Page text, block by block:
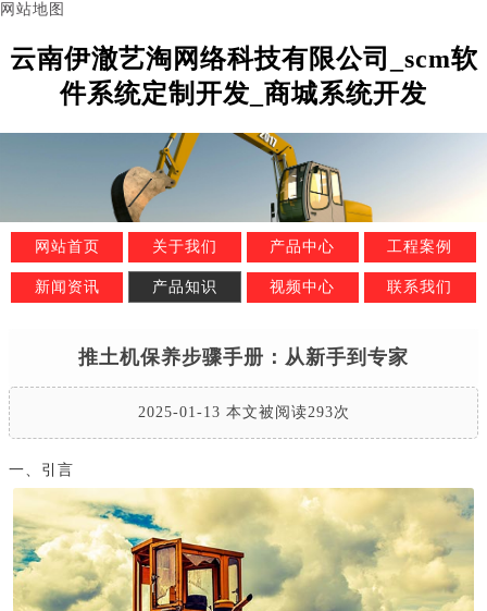
网站地图
云南伊澈艺淘网络科技有限公司_scm软
件系统定制开发_商城系统开发
网站首页 关于我们 产品中心 工程案例
新闻资讯 产品知识 视频中心 联系我们
推土机保养步骤手册：从新手到专家
2025-01-13 本文被阅读293次
一、引言